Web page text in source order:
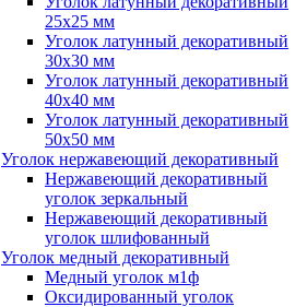
25x25 мм
Уголок латунный декоративный
30x30 мм
Уголок латунный декоративный
40x40 мм
Уголок латунный декоративный
50x50 мм
Уголок нержавеющий декоративный
Нержавеющий декоративный
уголок зеркальный
Нержавеющий декоративный
уголок шлифованный
Уголок медный декоративный
Медный уголок м1ф
Оксидированный уголок